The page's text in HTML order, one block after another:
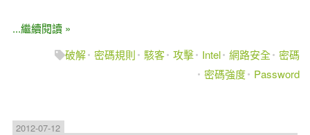
...繼續閱讀 »
破解 密碼規則 駭客 攻擊 Intel 網路安全 密碼
密碼強度
Password
2012-07-12